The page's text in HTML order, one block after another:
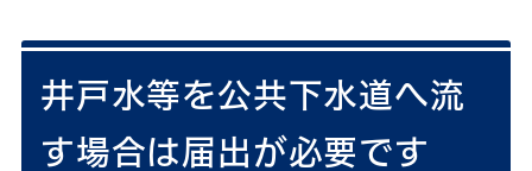
井戸水等を公共下水道へ流
す場合は届出が必要です